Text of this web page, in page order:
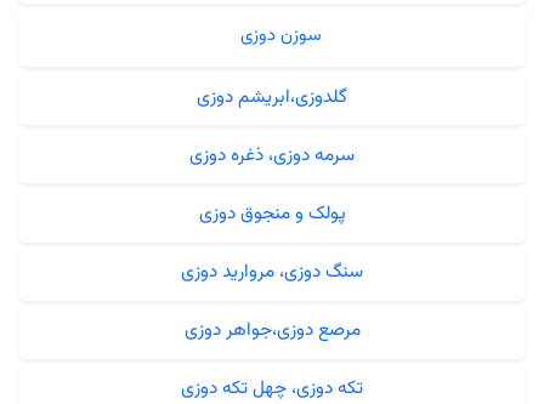
سوزن دوزی
گلدوزی،ابریشم دوزی
سرمه دوزی، ذغره دوزی
پولک و منجوق دوزی
سنگ دوزی، مروارید دوزی
مرصع دوزی،جواهر دوزی
تکه دوزی، چهل تکه دوزی